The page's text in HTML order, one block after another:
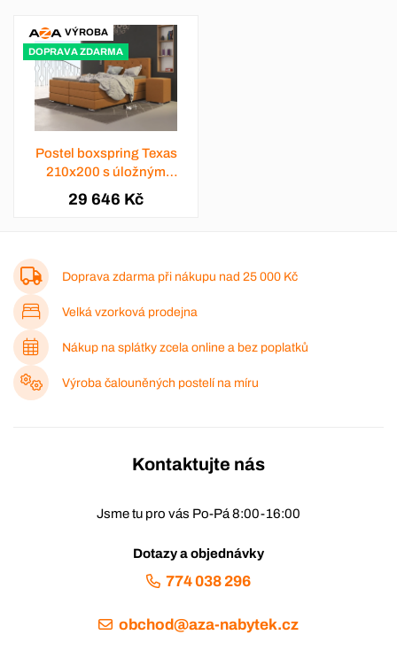
VÝROBA
DOPRAVA ZDARMA
Postel boxspring Texas
210x200 s úložným
prostorem - výběr barev
29 646 Kč
Doprava zdarma při nákupu nad 25 000 Kč
Velká vzorková prodejna
Nákup na splátky zcela online a bez poplatků
Výroba čalouněných postelí na míru
Kontaktujte nás
Jsme tu pro vás Po-Pá 8:00-16:00
Dotazy a objednávky
774 038 296
obchod@aza-nabytek.cz